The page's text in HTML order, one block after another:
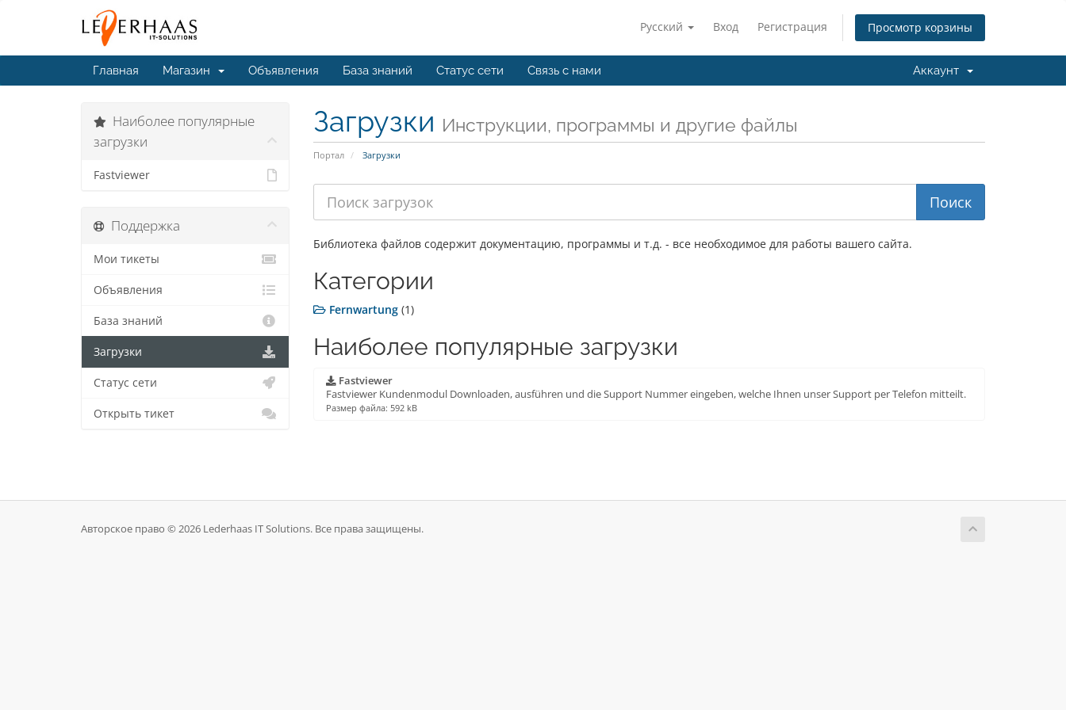
Русский Вход Регистрация Просмотр корзины
Главная Магазин Объявления База знаний Статус сети Связь с нами Аккаунт
Загрузки Инструкции, программы и другие файлы
Портал Загрузки
Библиотека файлов содержит документацию, программы и т.д. - все необходимое для работы вашего сайта.
Категории
Fernwartung (1)
Наиболее популярные загрузки
Fastviewer
Fastviewer Kundenmodul Downloaden, ausführen und die Support Nummer eingeben, welche Ihnen unser Support per Telefon mitteilt.
Размер файла: 592 kB
Наиболее популярные
загрузки
Fastviewer
Поддержка
Мои тикеты
Объявления
База знаний
Загрузки
Статус сети
Открыть тикет
Авторское право © 2026 Lederhaas IT Solutions. Все права защищены.